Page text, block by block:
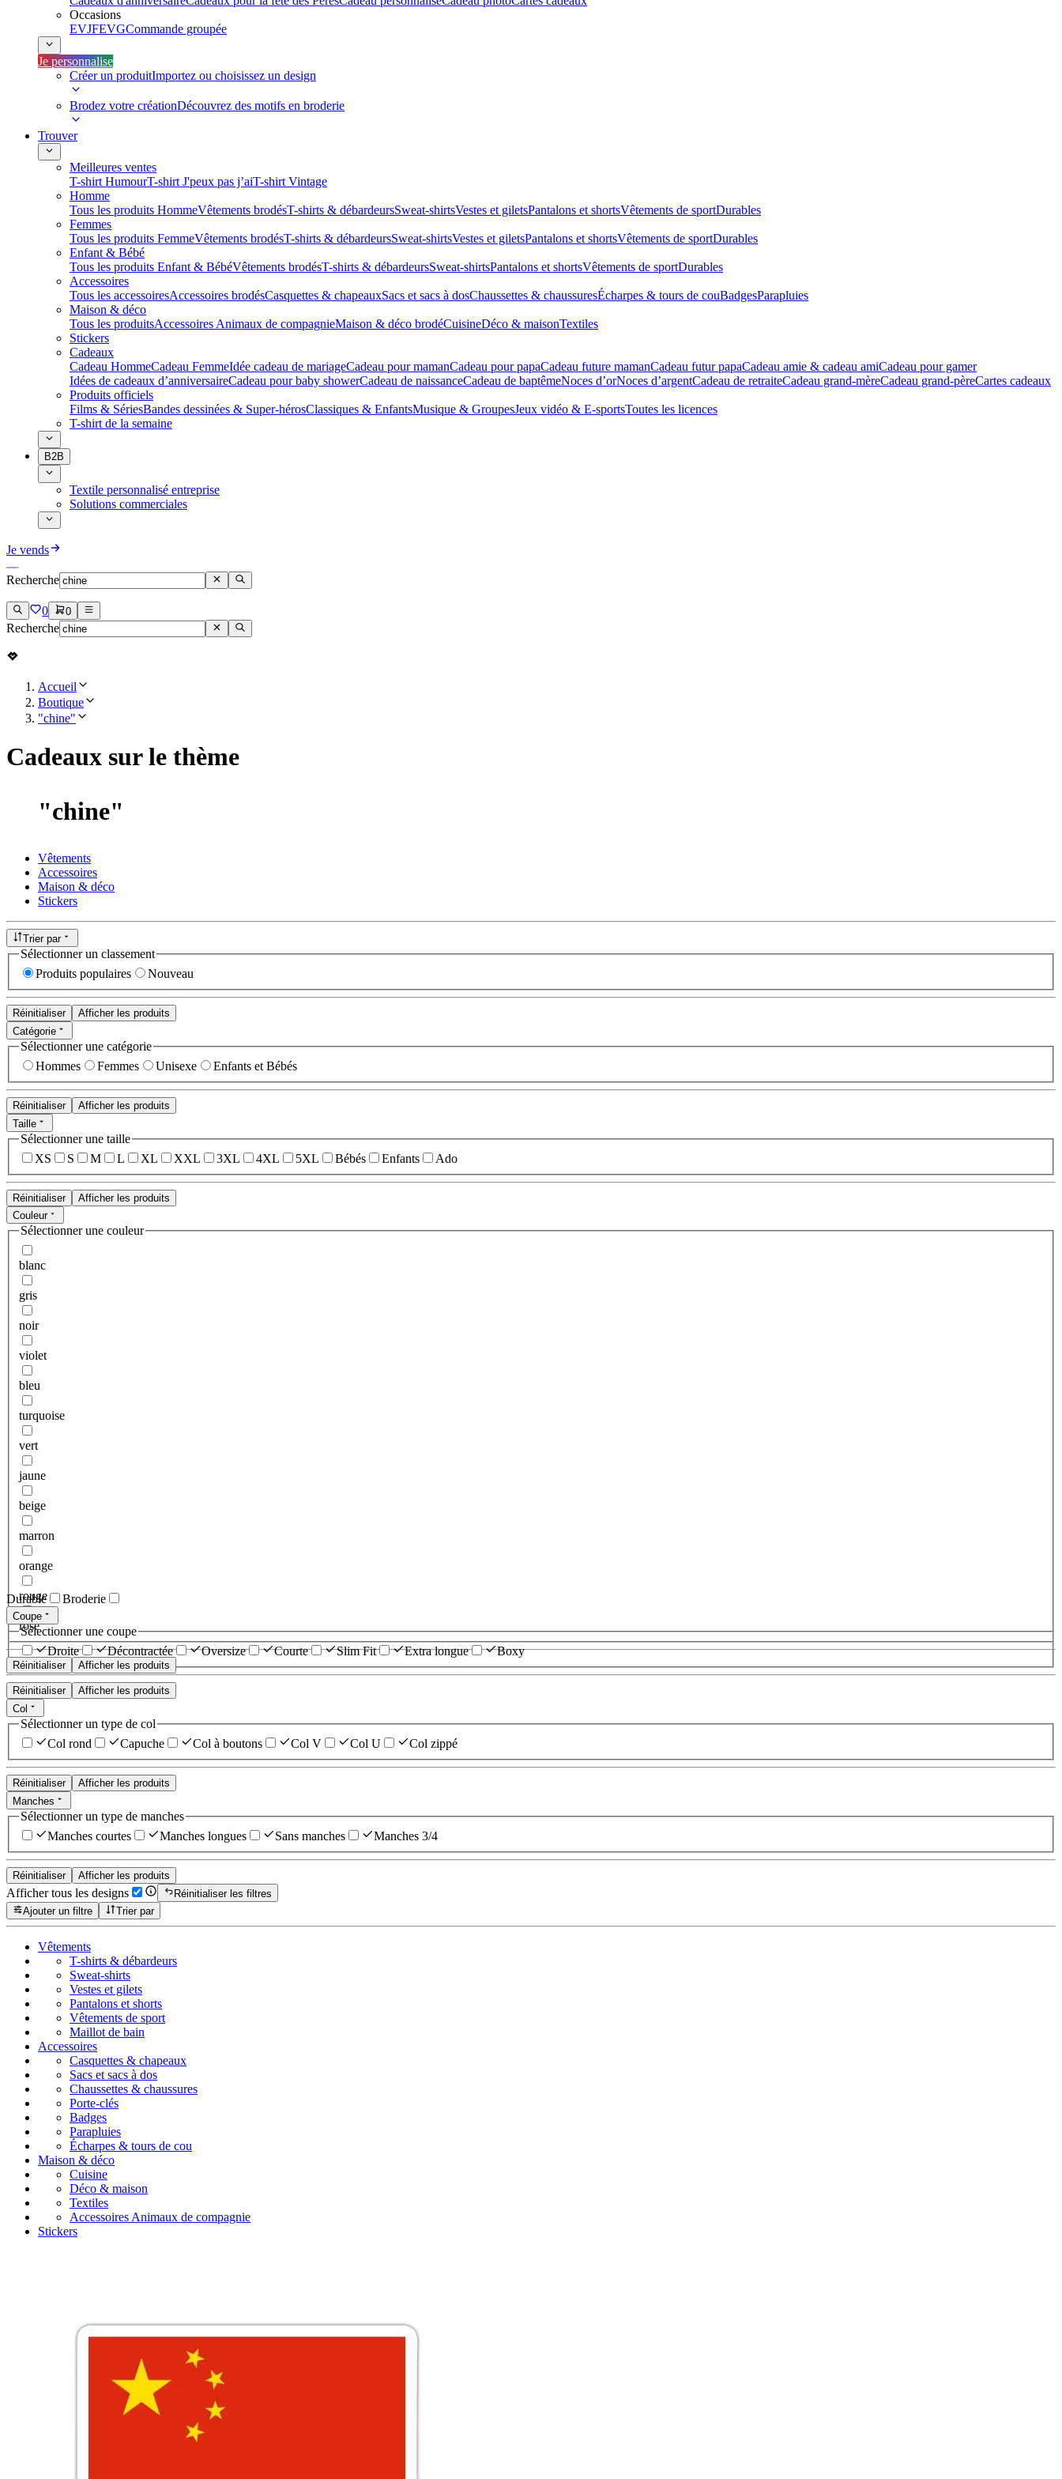
Occasions
EVJFEVGCommande groupée
Je personnalise
Créer un produitImportez ou choisissez un design
Brodez votre créationDécouvrez des motifs en broderie
Trouver
Meilleures ventes
T-shirt HumourT-shirt J'peux pas j’aiT-shirt Vintage
Homme
Tous les produits HommeVêtements brodésT-shirts & débardeursSweat-shirtsVestes et giletsPantalons et shortsVêtements de sportDurables
Femmes
Tous les produits FemmeVêtements brodésT-shirts & débardeursSweat-shirtsVestes et giletsPantalons et shortsVêtements de sportDurables
Enfant & Bébé
Tous les produits Enfant & BébéVêtements brodésT-shirts & débardeursSweat-shirtsPantalons et shortsVêtements de sportDurables
Accessoires
Tous les accessoiresAccessoires brodésCasquettes & chapeauxSacs et sacs à dosChaussettes & chaussuresÉcharpes & tours de couBadgesParapluies
Maison & déco
Tous les produitsAccessoires Animaux de compagnieMaison & déco brodéCuisineDéco & maisonTextiles
Stickers
Cadeaux
Cadeau HommeCadeau FemmeIdée cadeau de mariage​Cadeau pour mamanCadeau pour papaCadeau future mamanCadeau futur papaCadeau amie & cadeau amiCadeau pour gamer
Idées de cadeaux d’anniversaireCadeau pour baby showerCadeau de naissanceCadeau de baptêmeNoces d’orNoces d’argentCadeau de retraiteCadeau grand-mèreCadeau grand-pèreCartes cadeaux
Produits officiels
Films & SériesBandes dessinées & Super-hérosClassiques & EnfantsMusique & GroupesJeux vidéo & E-sportsToutes les licences
T-shirt de la semaine
B2B
Textile personnalisé entreprise
Solutions commerciales
Je vends
Recherche
0 0
Recherche
Accueil
Boutique
"chine"
Cadeaux sur le thème
"chine"
Vêtements
Accessoires
Maison & déco
Stickers
Trier par
Sélectionner un classement
Produits populaires
Nouveau
Réinitialiser
Afficher les produits
Catégorie
Sélectionner une catégorie
Hommes
Femmes Unisexe Enfants et Bébés
Réinitialiser
Afficher les produits
Taille
Sélectionner une taille
XS
S M L XL XXL 3XL 4XL 5XL Bébés Enfants Ado
Réinitialiser
Afficher les produits
Couleur
Sélectionner une couleur
blanc
gris
noir
violet
bleu
turquoise
vert
jaune
beige
marron
orange
rouge
rose
Réinitialiser Afficher les produits
Durable Broderie
Coupe
Sélectionner une coupe
Droite
Décontractée Oversize Courte Slim Fit Extra longue Boxy
Réinitialiser
Afficher les produits
Col
Sélectionner un type de col
Col rond
Capuche Col à boutons Col V Col U Col zippé
Réinitialiser
Afficher les produits
Manches
Sélectionner un type de manches
Manches courtes
Manches longues Sans manches Manches 3/4
Réinitialiser Afficher les produits
Afficher tous les designs
Réinitialiser les filtres
Ajouter un filtre
Trier par
Vêtements
T-shirts & débardeurs
Sweat-shirts
Vestes et gilets
Pantalons et shorts
Vêtements de sport
Maillot de bain
Accessoires
Casquettes & chapeaux
Sacs et sacs à dos
Chaussettes & chaussures
Porte-clés
Badges
Parapluies
Écharpes & tours de cou
Maison & déco
Cuisine
Déco & maison
Textiles
Accessoires Animaux de compagnie
Stickers